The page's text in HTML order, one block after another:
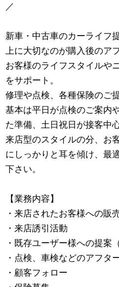
／
新車・中古車のカーライフ
上に大切なのが購入後のア
お客様のライフスタイルや
をサポート。
修理や点検、各種保険のご
基本は平日が点検のご案内
た準備、土日祝日が接客中
来店型のスタイルの分、お
にしっかりと耳を傾け、最
下さい。
【業務内容】
・来店されたお客様への販
・来店誘引活動
・既存ユーザー様への提案
・点検、車検などのアフタ
・顧客フォロー